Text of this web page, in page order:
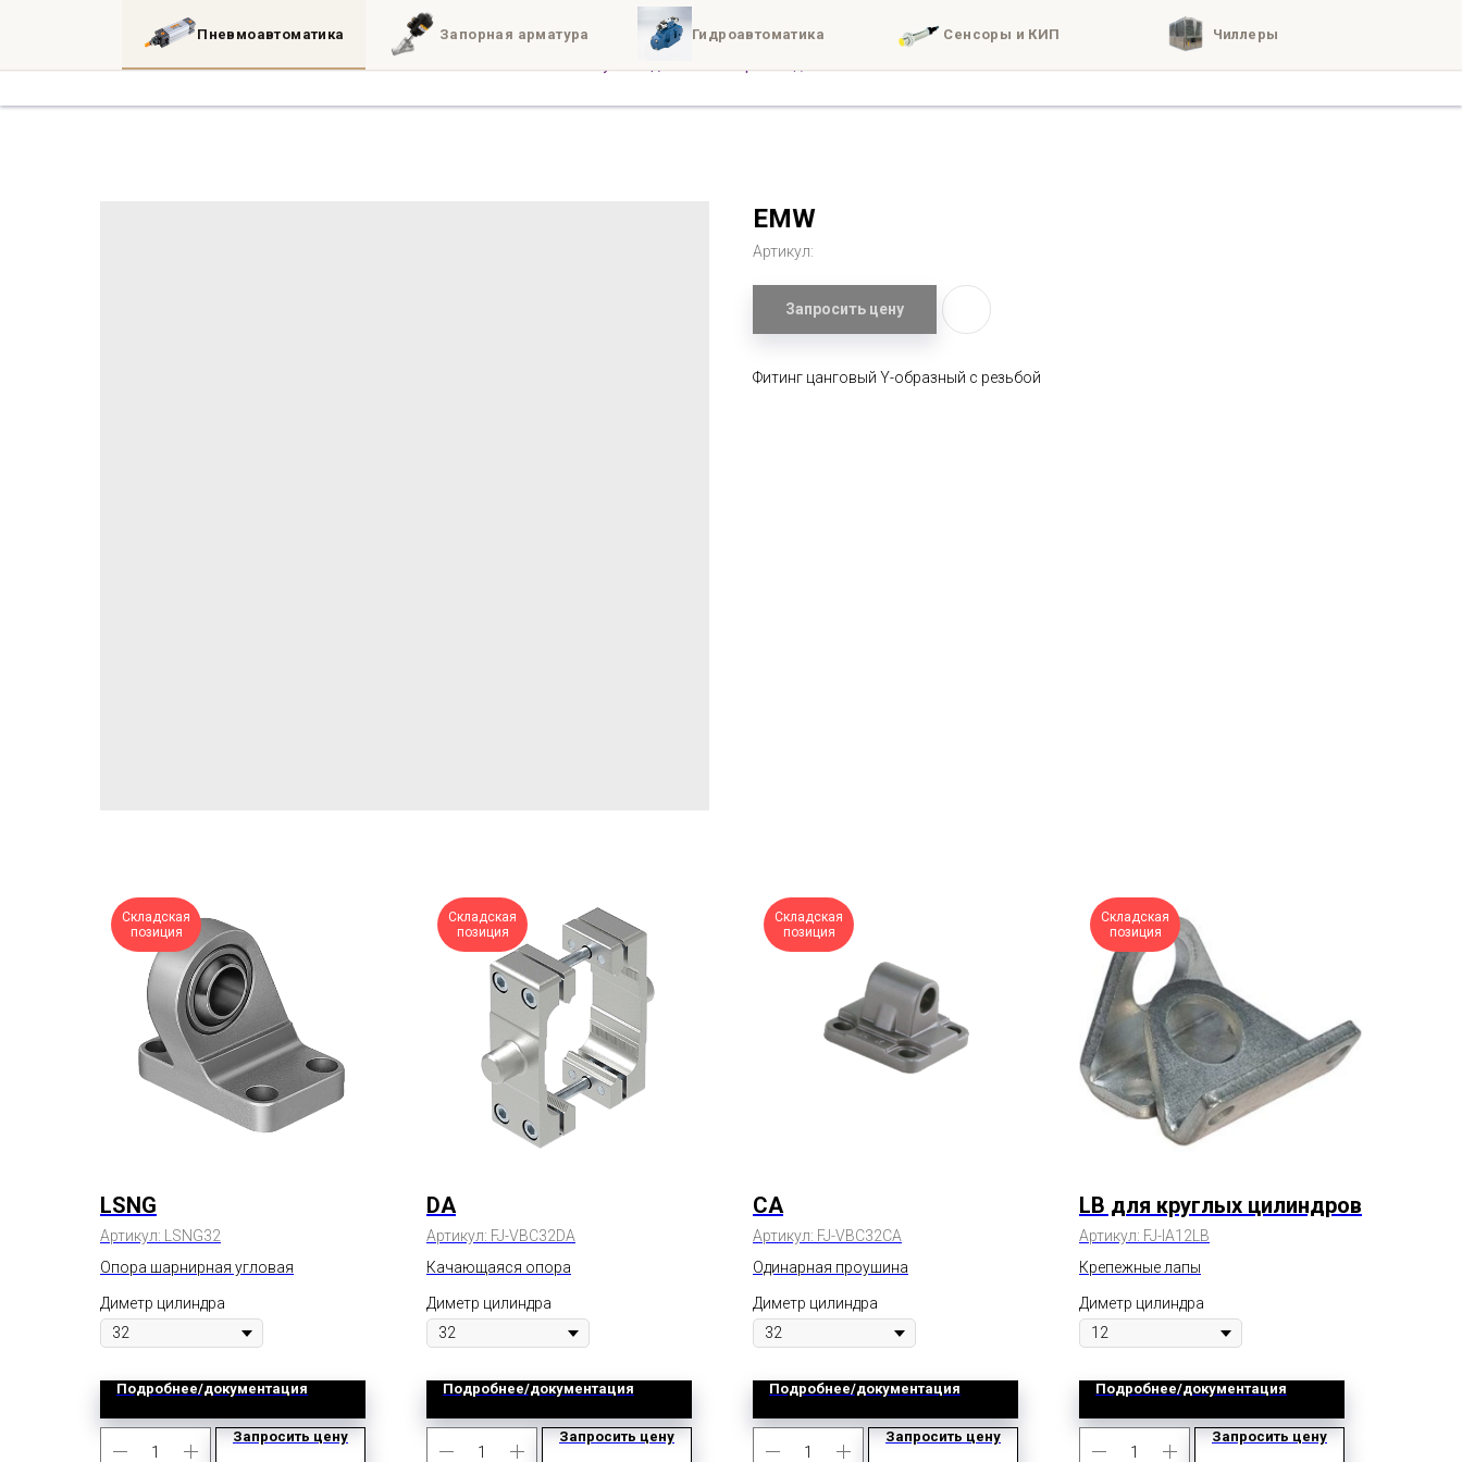
Инженерные утилиты Доставка
Пневмоавтоматика Запорная арматура Гидроавтоматика Сенсоры и КИП Чиллеры
EMW
Артикул:
Запросить цену
Фитинг цанговый Y-образный с резьбой
Складская
позиция
LSNG
Артикул:
LSNG32
Опора шарнирная угловая
Диметр цилиндра
Подробнее/документация
Запросить цену
Складская
позиция
DA
Артикул: FJ-VBC32DA
Качающаяся опора
Диметр цилиндра
Подробнее/документация
Запросить цену
Складская
позиция
CA
Артикул: FJ-VBC32CA
Одинарная проушина
Диметр цилиндра
Подробнее/документация
Запросить цену
Складская
позиция
LB для круглых цилиндров
Артикул: FJ-IA12LB
Крепежные лапы
Диметр цилиндра
Подробнее/документация
Запросить цену